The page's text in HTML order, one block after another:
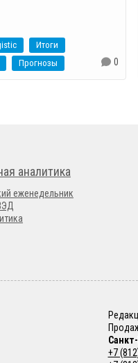
Итоги
Прогнозы 0
аналитика
еженедельник
+7